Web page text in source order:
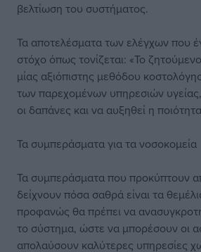
βελτίωση του συστήματος.
Τα αποτελέσματα των ελέγχων που
στόχο όπως τονίζεται: «Το
μίας αξιόπιστης μεθόδου
των παρεχομένων υπηρεσιών
οι δαπάνες και να αυξηθεί η
Τα συμπεράσματα για τα νοσοκομεία
Τα συμπεράσματα που προκύπτουν
δείχνουν πόσα σαθρά είναι τα
προφανώς θα πρέπει να
το σύστημα, ώστε να μπορέσουν οι
απολαύσουν καλύτερες υπηρεσίες